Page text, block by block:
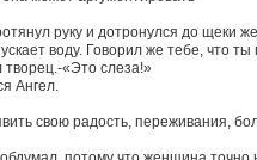
руку и дотронулся до щеки
воду. Говорил же тебе, что
творец.-«Это слеза!»
Ангел.
свою радость, переживания,